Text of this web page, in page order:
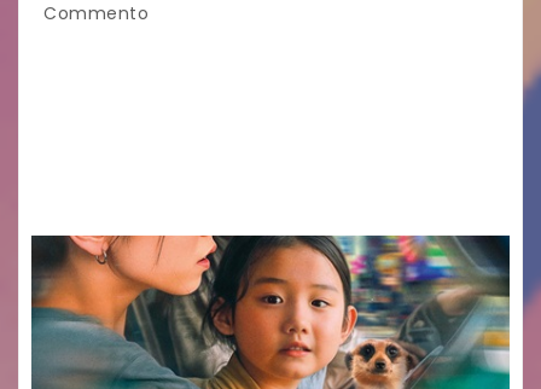
Commento